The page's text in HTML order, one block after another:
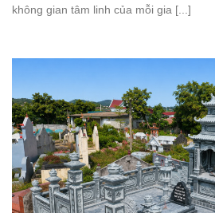
không gian tâm linh của mỗi gia [...]